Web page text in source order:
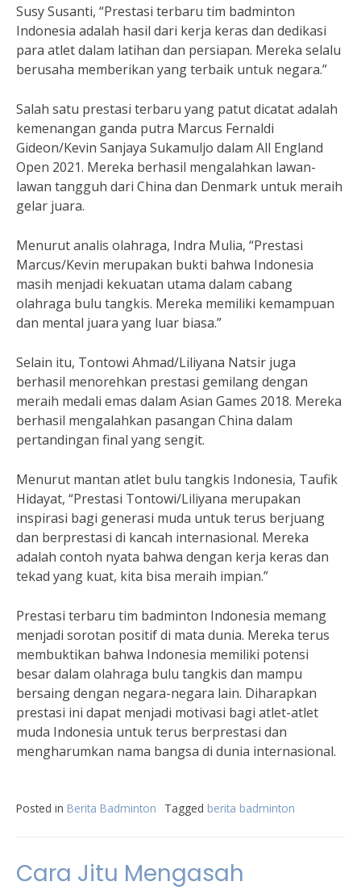
Susy Susanti, “Prestasi terbaru tim badminton
Indonesia adalah hasil dari kerja keras dan dedikasi
para atlet dalam latihan dan persiapan. Mereka selalu
berusaha memberikan yang terbaik untuk negara.”
Salah satu prestasi terbaru yang patut dicatat adalah
kemenangan ganda putra Marcus Fernaldi
Gideon/Kevin Sanjaya Sukamuljo dalam All England
Open 2021. Mereka berhasil mengalahkan lawan-
lawan tangguh dari China dan Denmark untuk meraih
gelar juara.
Menurut analis olahraga, Indra Mulia, “Prestasi
Marcus/Kevin merupakan bukti bahwa Indonesia
masih menjadi kekuatan utama dalam cabang
olahraga bulu tangkis. Mereka memiliki kemampuan
dan mental juara yang luar biasa.”
Selain itu, Tontowi Ahmad/Liliyana Natsir juga
berhasil menorehkan prestasi gemilang dengan
meraih medali emas dalam Asian Games 2018. Mereka
berhasil mengalahkan pasangan China dalam
pertandingan final yang sengit.
Menurut mantan atlet bulu tangkis Indonesia, Taufik
Hidayat, “Prestasi Tontowi/Liliyana merupakan
inspirasi bagi generasi muda untuk terus berjuang
dan berprestasi di kancah internasional. Mereka
adalah contoh nyata bahwa dengan kerja keras dan
tekad yang kuat, kita bisa meraih impian.”
Prestasi terbaru tim badminton Indonesia memang
menjadi sorotan positif di mata dunia. Mereka terus
membuktikan bahwa Indonesia memiliki potensi
besar dalam olahraga bulu tangkis dan mampu
bersaing dengan negara-negara lain. Diharapkan
prestasi ini dapat menjadi motivasi bagi atlet-atlet
muda Indonesia untuk terus berprestasi dan
mengharumkan nama bangsa di dunia internasional.
Posted in Berita Badminton Tagged berita badminton
Cara Jitu Mengasah